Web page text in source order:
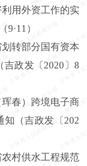
用外资工作的实
9·11 ）
转部分国有资本
吉政发〔2020〕8
春）跨境电子商
知（吉政发〔202
村供水工程规范